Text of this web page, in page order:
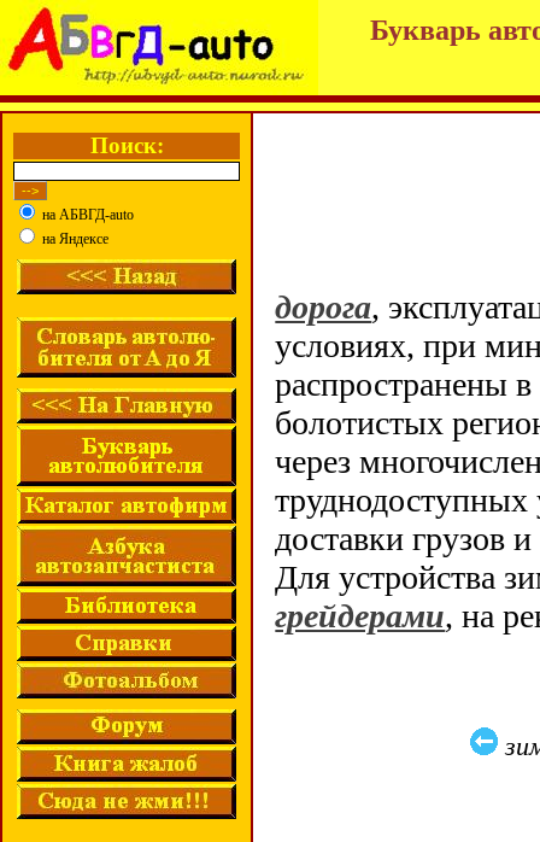
Букварь
Поиск:
на АБВГД-auto
на Яндексе
дорога,
условиях, при
распространены
болотистых
через
труднодоступных
доставки грузов
Для устройства
грейдерами, на